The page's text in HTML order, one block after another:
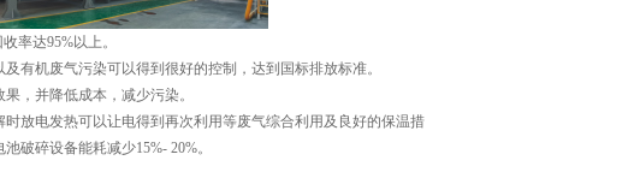
率达95%以上。
有机废气污染可以得到很好的控制，达到国标排放标准。
，并降低成本，减少污染。
放电发热可以让电得到再次利用等废气综合利用及良好的保温措
破碎设备能耗减少15%- 20%。